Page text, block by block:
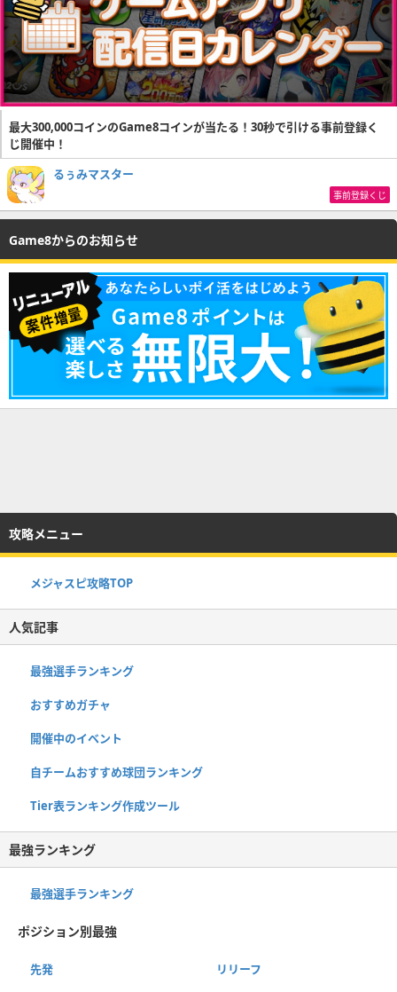
最大300,000コインのGame8コインが当たる！30秒で引ける事前登録く
じ開催中！
るぅみマスター
事前登録くじ
Game8からのお知らせ
攻略メニュー
メジャスピ攻略TOP
人気記事
最強選手ランキング
おすすめガチャ
開催中のイベント
自チームおすすめ球団ランキング
Tier表ランキング作成ツール
最強ランキング
最強選手ランキング
ポジション別最強
先発 リリーフ